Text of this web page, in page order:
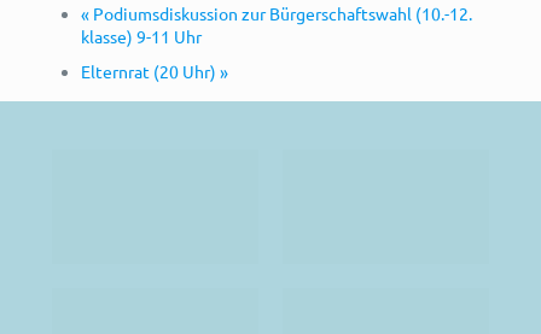
«Podiumsdiskussion zur Bürgerschaftswahl (10.-12.
klasse) 9-11 Uhr
Elternrat (20 Uhr) »